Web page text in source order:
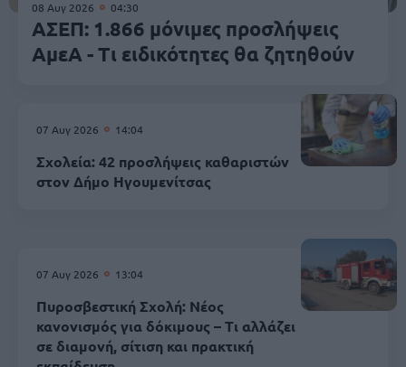
08 Αυγ 2026 04:30
ΑΣΕΠ: 1.866 μόνιμες προσλήψεις
ΑμεΑ - Τι ειδικότητες θα ζητηθούν
07 Αυγ 2026 14:04
Σχολεία: 42 προσλήψεις καθαριστών
στον Δήμο Ηγουμενίτσας
07 Αυγ 2026 13:04
Πυροσβεστική Σχολή: Νέος
κανονισμός για δόκιμους – Τι αλλάζει
σε διαμονή, σίτιση και πρακτική